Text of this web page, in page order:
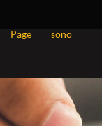
Page sono